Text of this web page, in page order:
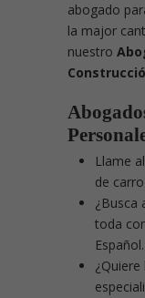
abogado
la major
nuestro
Llame
de
¿Busca
toda
Español.